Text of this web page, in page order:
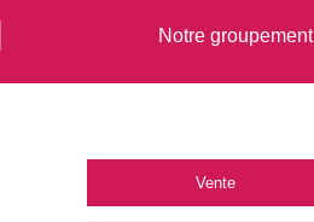
Notre groupement
Vente